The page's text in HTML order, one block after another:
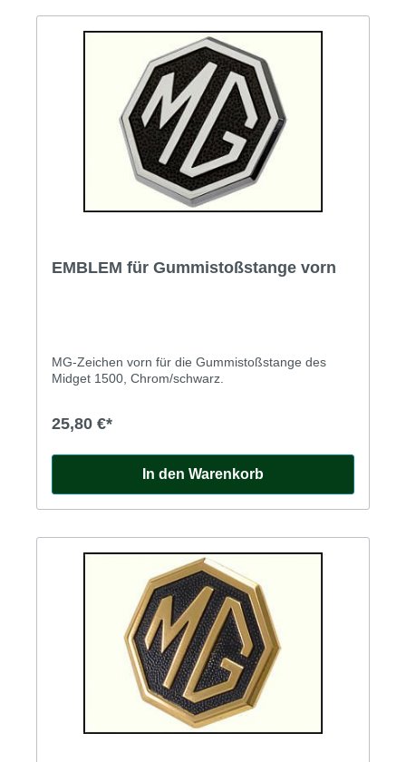
EMBLEM für Gummistoßstange vorn
MG-Zeichen vorn für die Gummistoßstange des
Midget 1500, Chrom/schwarz.
25,80 €*
In den Warenkorb